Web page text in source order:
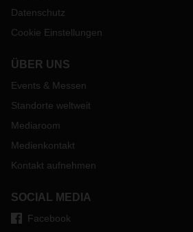
Datenschutz
Cookie Einstellungen
ÜBER UNS
Events & Messen
Standorte weltweit
Mediaroom
Medienkontakt
Kontakt aufnehmen
SOCIAL MEDIA
Facebook